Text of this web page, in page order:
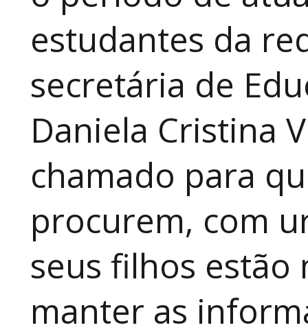
estudantes da
secretária de
Daniela Cristina
chamado para
procurem, com
seus filhos
manter as